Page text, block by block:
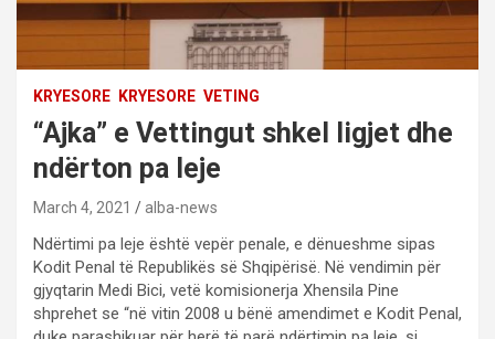
KRYESORE KRYESORE VETING
“Ajka” e Vettingut shkel ligjet dhe
ndërton pa leje
March 4, 2021 alba-news
Ndërtimi pa leje është vepër penale, e dënueshme sipas
Kodit Penal të Republikës së Shqipërisë. Në vendimin për
gjyqtarin Medi Bici, vetë komisionerja Xhensila Pine
shprehet se “në vitin 2008 u bënë amendimet e Kodit Penal,